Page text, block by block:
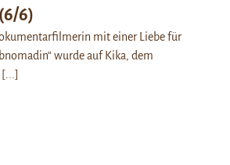
6)
mit einer Liebe für
wurde auf Kika, dem
[...]